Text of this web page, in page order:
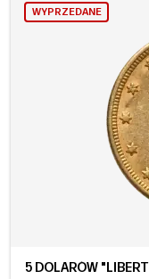
WYPRZEDANE
5 DOLARÓW